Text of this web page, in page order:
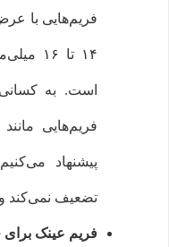
۱۴ تا
است. به
فریم‌هایی
پیشنهاد
تضعیف نمی‌کند
فریم عینک